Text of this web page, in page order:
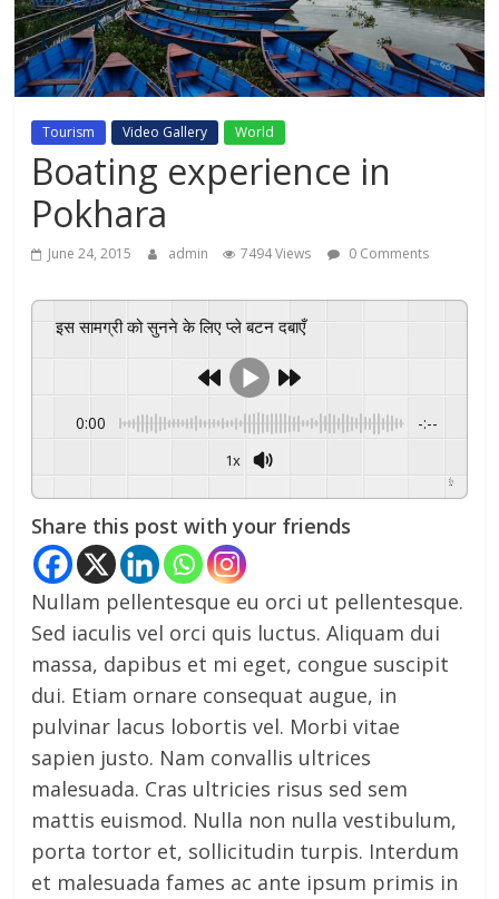
Tourism Video Gallery World
Boating experience in
Pokhara
June 24, 2015 admin 7494 Views 0 Comments
इस सामग्री को सुनने के लिए प्ले बटन दबाएँ
0:00 -:--
1x
GSpeech
Share this post with your friends
Nullam pellentesque eu orci ut pellentesque.
Sed iaculis vel orci quis luctus. Aliquam dui
massa, dapibus et mi eget, congue suscipit
dui. Etiam ornare consequat augue, in
pulvinar lacus lobortis vel. Morbi vitae
sapien justo. Nam convallis ultrices
malesuada. Cras ultricies risus sed sem
mattis euismod. Nulla non nulla vestibulum,
porta tortor et, sollicitudin turpis. Interdum
et malesuada fames ac ante ipsum primis in